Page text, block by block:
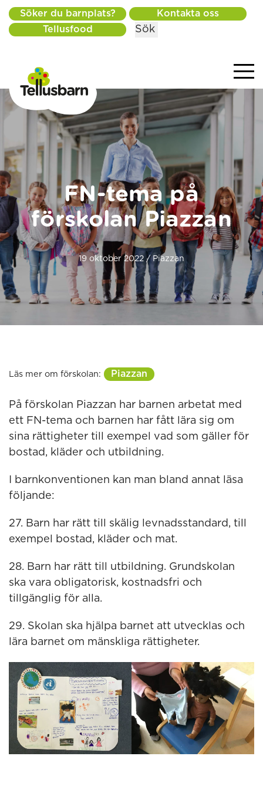
Söker du barnplats?
Kontakta oss
Tellusfood
Sök
FN-tema på
förskolan Piazzan
19 oktober 2022 / Piazzan
Läs mer om förskolan: Piazzan
På förskolan Piazzan har barnen arbetat med
ett FN-tema och barnen har fått lära sig om
sina rättigheter till exempel vad som gäller för
bostad, kläder och utbildning.
I barnkonventionen kan man bland annat läsa
följande:
27. Barn har rätt till skälig levnadsstandard, till
exempel bostad, kläder och mat.
28. Barn har rätt till utbildning. Grundskolan
ska vara obligatorisk, kostnadsfri och
tillgänglig för alla.
29. Skolan ska hjälpa barnet att utvecklas och
lära barnet om mänskliga rättigheter.